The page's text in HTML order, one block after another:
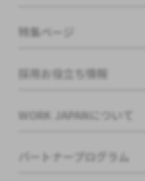
特集ページ
採用お役立ち情報
WORK JAPANについて
パートナープログラム